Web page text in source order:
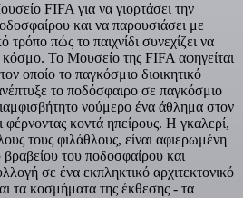
FIFA για να γιορτάσει την
και να παρουσιάσει με
τρόπο πώς το παιχνίδι συνεχίζει να
κόσμο. Το Μουσείο της FIFA αφηγείται
οποίο το παγκόσμιο διοικητικό
το ποδόσφαιρο σε παγκόσμιο
νούμερο ένα άθλημα στον
κοντά ηπείρους. Η γκαλερί,
τους φιλάθλους, είναι αφιερωμένη
του ποδοσφαίρου και
σε ένα εκπληκτικό αρχιτεκτονικό
τα κοσμήματα της έκθεσης - τα